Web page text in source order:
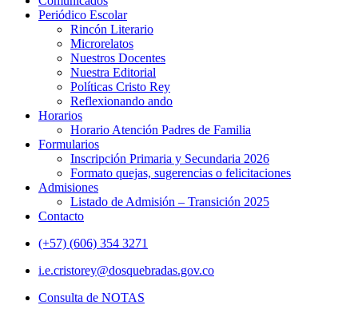
Periódico Escolar
Rincón Literario
Microrelatos
Nuestros Docentes
Nuestra Editorial
Políticas Cristo Rey
Reflexionando ando
Horarios
Horario Atención Padres de Familia
Formularios
Inscripción Primaria y Secundaria 2026
Formato quejas, sugerencias o felicitaciones
Admisiones
Listado de Admisión – Transición 2025
Contacto
(+57) (606) 354 3271
i.e.cristorey@dosquebradas.gov.co
Consulta de NOTAS